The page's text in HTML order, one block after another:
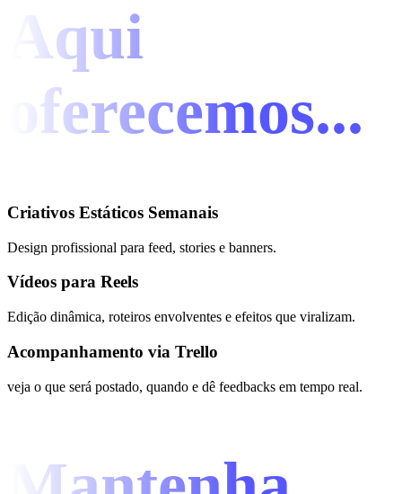
Aqui
oferecemos...
Criativos Estáticos Semanais
Design profissional para feed, stories e banners.
Vídeos para Reels
Edição dinâmica, roteiros envolventes e efeitos que viralizam.
Acompanhamento via Trello
veja o que será postado, quando e dê feedbacks em tempo real.